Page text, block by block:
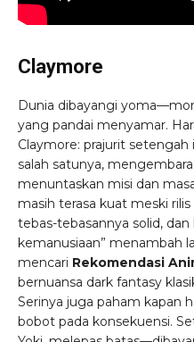
Claymore
Dunia dibayangi
yang pandai menyamar.
Claymore: prajurit setengah
salah satunya,
menuntaskan misi dan
masih terasa kuat meski
tebas-tebasannya solid,
kemanusiaan” menambah
mencari Rekomendasi
bernuansa dark fantasy
Serinya juga paham kapan
bobot pada konsekuensi.